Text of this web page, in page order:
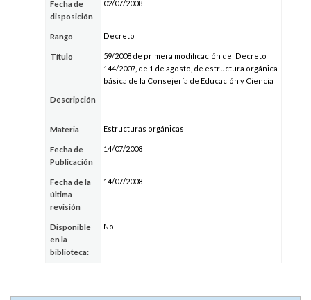
Fecha de
disposición
02/07/2008
Rango Decreto
Título
59/2008 de primera modificación del Decreto
144/2007, de 1 de agosto, de estructura orgánica
básica de la Consejería de Educación y Ciencia
Descripción
Materia Estructuras orgánicas
Fecha de
Publicación
14/07/2008
Fecha de la
última
revisión
14/07/2008
Disponible
en la
biblioteca:
No